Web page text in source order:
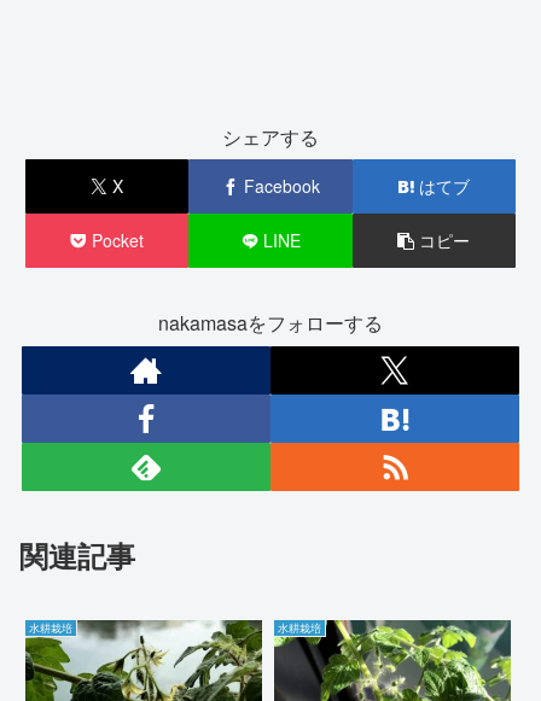
シェアする
X Facebook はてブ
Pocket LINE コピー
nakamasaをフォローする
関連記事
水耕栽培 水耕栽培